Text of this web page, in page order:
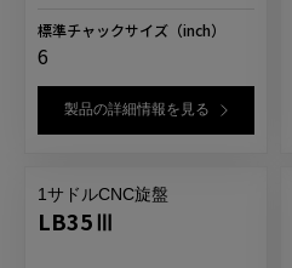
標準チャックサイズ （inch）
6
製品の詳細情報を見る
1サドルCNC旋盤
LB35Ⅲ